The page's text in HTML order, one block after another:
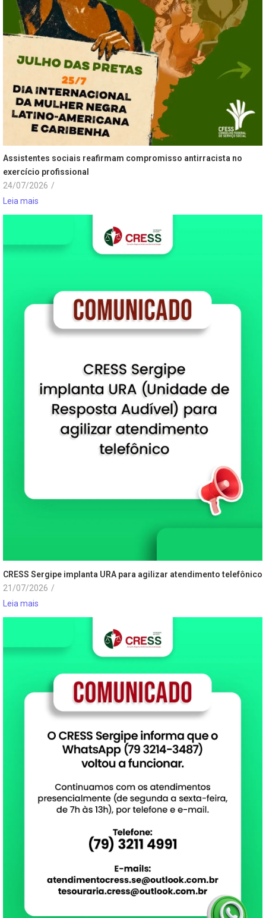
Assistentes sociais reafirmam compromisso antirracista no
exercício profissional
24/07/2026 /
Leia mais
CRESS Sergipe implanta URA para agilizar atendimento telefônico
21/07/2026 /
Leia mais